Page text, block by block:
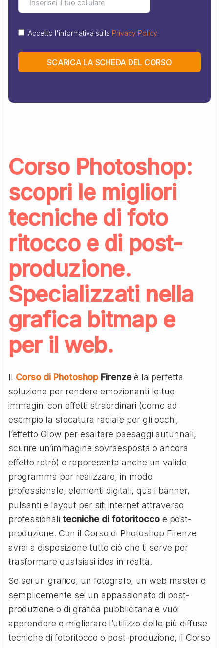
Accetto l'informativa sulla Privacy Policy.
SCARICA LA SCHEDA DEL CORSO
Corso Photoshop:
scopri le migliori
tecniche di foto
ritocco e di post-
produzione.
Specializzati nella
grafica bitmap e
per il web.
Il Corso di Photoshop Firenze è la perfetta
soluzione per rendere emozionanti le tue
immagini con effetti straordinari (come ad
esempio la sfocatura radiale per gli occhi,
l’effetto Glow per esaltare paesaggi autunnali,
scurire un’immagine sovraesposta o ancora
effetto retrò) e rappresenta anche un valido
programma per realizzare, in modo
professionale, elementi digitali, quali banner,
pulsanti e layout per siti internet attraverso
professionalitecniche di fotoritocco e post-
produzione. Con il Corso di Photoshop Firenze
avrai a disposizione tutto ciò che ti serve per
trasformare qualsiasi idea in realtà.
Se sei un grafico, un fotografo, un web master o
semplicemente sei un appassionato di post-
produzione o di grafica pubblicitaria e vuoi
apprendere o migliorare l’utilizzo delle più diffuse
tecniche di fotoritocco o post-produzione, il Corso